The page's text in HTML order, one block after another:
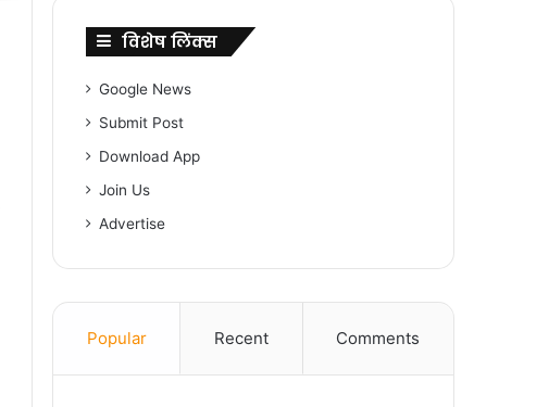
विशेष लिंक्स
Google News
Submit Post
Download App
Join Us
Advertise
Popular Recent Comments